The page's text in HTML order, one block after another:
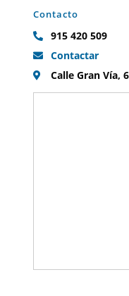
Contacto
915 420 509
Contactar
Calle Gran Vía,